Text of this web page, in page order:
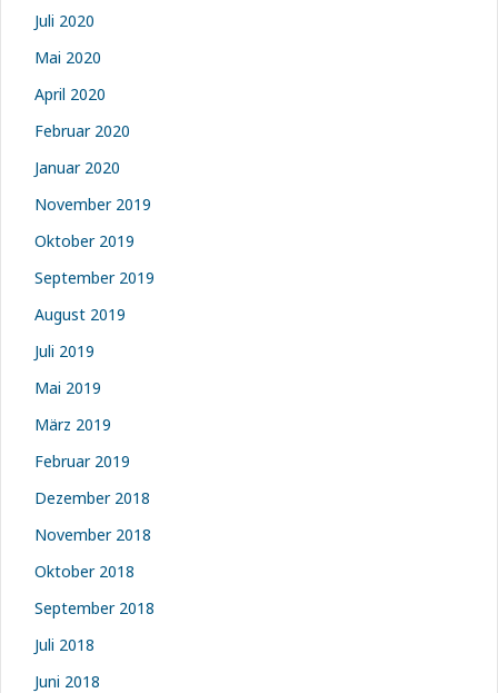
Juli 2020
Mai 2020
April 2020
Februar 2020
Januar 2020
November 2019
Oktober 2019
September 2019
August 2019
Juli 2019
Mai 2019
März 2019
Februar 2019
Dezember 2018
November 2018
Oktober 2018
September 2018
Juli 2018
Juni 2018